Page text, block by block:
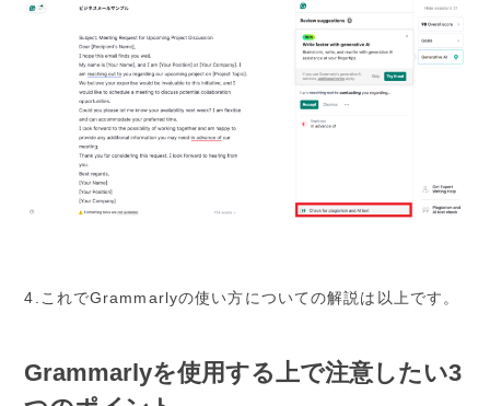
4.これでGrammarlyの使い方についての解説は以上です。
Grammarlyを使用する上で注意したい3